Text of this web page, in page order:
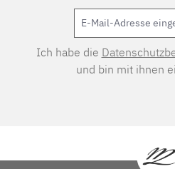
Ich habe die
und bin mit ihnen